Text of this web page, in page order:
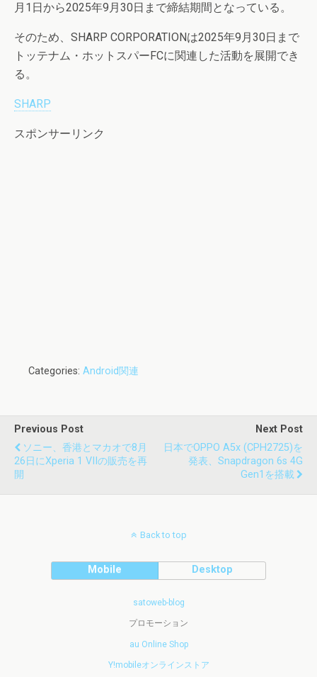
月1日から2025年9月30日まで締結期間となっている。
そのため、SHARP CORPORATIONは2025年9月30日まで
トッテナム・ホットスパーFCに関連した活動を展開でき
る。
SHARP
スポンサーリンク
Categories: Android関連
Previous Post
ソニー、香港とマカオで8月
26日にXperia 1 VIIの販売を再
開
Next Post
日本でOPPO A5x (CPH2725)を
発表、Snapdragon 6s 4G
Gen1を搭載
Back to top
Mobile Desktop
satoweb-blog
プロモーション
au Online Shop
Y!mobileオンラインストア